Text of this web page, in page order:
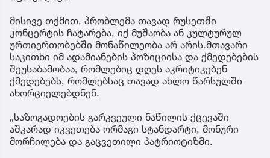
მისივე თქმით, პრობლემა თავად რუსეთში
კონცერტის ჩატარება, იქ მუშაობა ან კულტურულ
ურთიერთობებში მონაწილეობა არ არის.მთავარი
საკითხი იმ ადამიანების პოზიციისა და ქმედებების
შეუსაბამობაა, რომლებიც დღეს აკრიტიკებენ
ქმედებებს, რომლებსაც თავად ახლო წარსულში
ახორციელებდნენ.
„საზოგადოების გარკვეული ნაწილის ქცევაში
აშკარად იკვეთება ორმაგი სტანდარტი, მონური
მორჩილება და გაცვეთილი პატრიოტიზმი.